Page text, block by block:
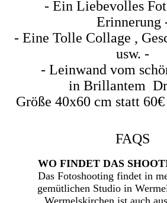
- Ein Liebevolles
Erinnerung
- Eine Tolle Collage ,
usw. -
- Leinwand vom
in Brillantem
Größe 40x60 cm statt
FAQS
WO FINDET DAS
Das Fotoshooting findet in
gemütlichen Studio in